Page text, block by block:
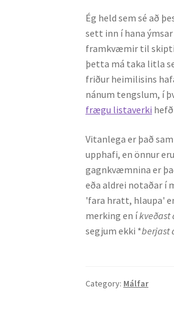
Ég held sem sé að
sett inn í hana
framkvæmir til
þetta má taka litla
friður heimilisins
nánum tengslum, í
frægu listaverki
Vitanlega er það
upphafi, en önnur
gagnkvæmnina er
eða aldrei notaðar í
'fara hratt, hlaupa'
merking en íkveðast
segjum ekki *berjast
Category: Málfar